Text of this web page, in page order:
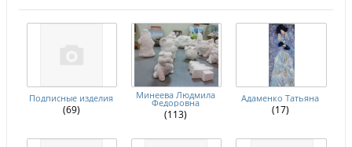
Подписные изделия
(69)
Минеева Людмила
Федоровна
(113)
Адаменко Татьяна
(17)